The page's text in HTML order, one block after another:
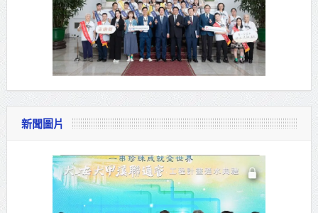
新聞圖片